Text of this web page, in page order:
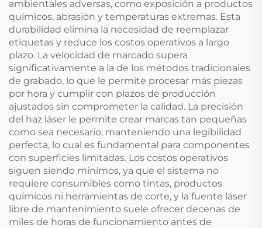
ambientales adversas, como exposición a productos
químicos, abrasión y temperaturas extremas. Esta
durabilidad elimina la necesidad de reemplazar
etiquetas y reduce los costos operativos a largo
plazo. La velocidad de marcado supera
significativamente a la de los métodos tradicionales
de grabado, lo que le permite procesar más piezas
por hora y cumplir con plazos de producción
ajustados sin comprometer la calidad. La precisión
del haz láser le permite crear marcas tan pequeñas
como sea necesario, manteniendo una legibilidad
perfecta, lo cual es fundamental para componentes
con superficies limitadas. Los costos operativos
siguen siendo mínimos, ya que el sistema no
requiere consumibles como tintas, productos
químicos ni herramientas de corte, y la fuente láser
libre de mantenimiento suele ofrecer decenas de
miles de horas de funcionamiento antes de